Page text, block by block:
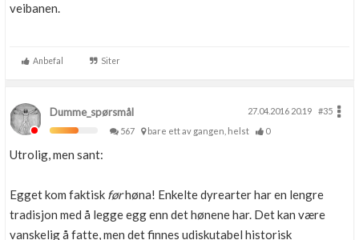
veibanen.
Anbefal Siter
Dumme_spørsmål 27.04.2016 20.19
#35
567
bare ett av gangen, helst 0
Utrolig, men sant:
Egget kom faktisk førhøna! Enkelte dyrearter har en lengre
tradisjon med å legge egg enn det hønene har. Det kan være
vanskelig å fatte, men det finnes udiskutabel historisk